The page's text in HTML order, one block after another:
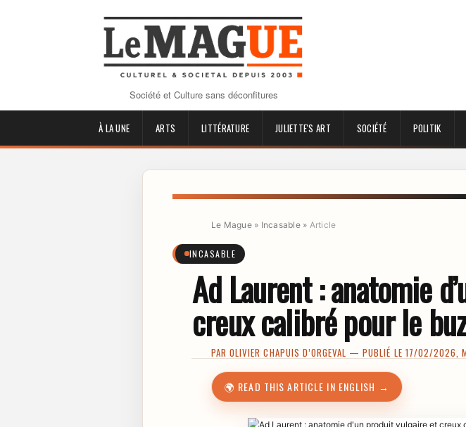
Société et Culture sans déconfitures
À LA UNE ARTS LITTÉRATURE JULIETTE'S ART SOCIÉTÉ POLITIK
Le Mague» Incasable» Article
INCASABLE
Ad Laurent : anatomie
creux calibré pour le
PAROLIVIER CHAPUIS D’ORGEVAL — PUBLIÉ LE 17/02/2026,
🌍 READ THIS ARTICLE IN ENGLISH →